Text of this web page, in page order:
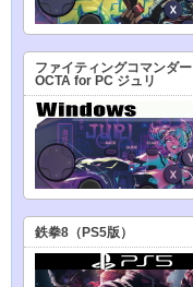
ファイティングコマンダー
OCTA for PC ジュリ
鉄拳8（PS5版）